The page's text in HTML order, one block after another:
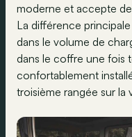
moderne et accepte de
La différence
dans le volume de
dans le coffre une fois
confortablement
troisième rangée sur la